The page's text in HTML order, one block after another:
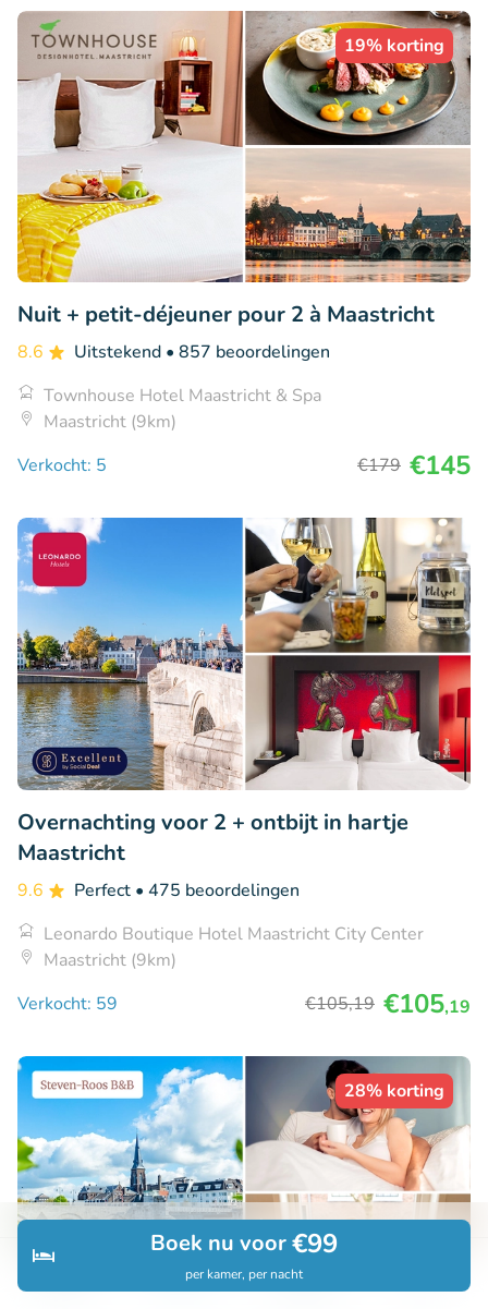
Zoeken Boekingen
Boek nu voor€99
per kamer, per nacht
19% korting
Nuit + petit-déjeuner pour 2 à Maastricht
8.6 Uitstekend • 857 beoordelingen
Townhouse Hotel Maastricht & Spa
Maastricht (9km)
Verkocht: 5
€179 €145
Overnachting voor 2 + ontbijt in hartje
Maastricht
9.6 Perfect • 475 beoordelingen
Leonardo Boutique Hotel Maastricht City Center
Maastricht (9km)
Verkocht: 59
€105,19 €105,19
28% korting